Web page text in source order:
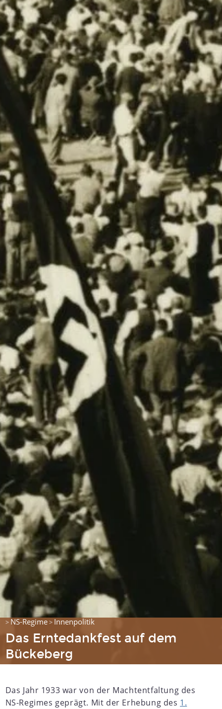
> NS-Regime> Innenpolitik
Das Erntedankfest auf dem
Bückeberg
Das Jahr 1933 war von der Machtentfaltung des
NS-Regimes geprägt. Mit der Erhebung des 1.